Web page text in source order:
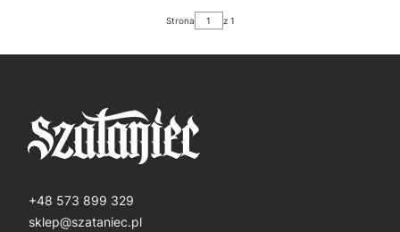
Strona z 1
+48 573 899 329
sklep@szataniec.pl